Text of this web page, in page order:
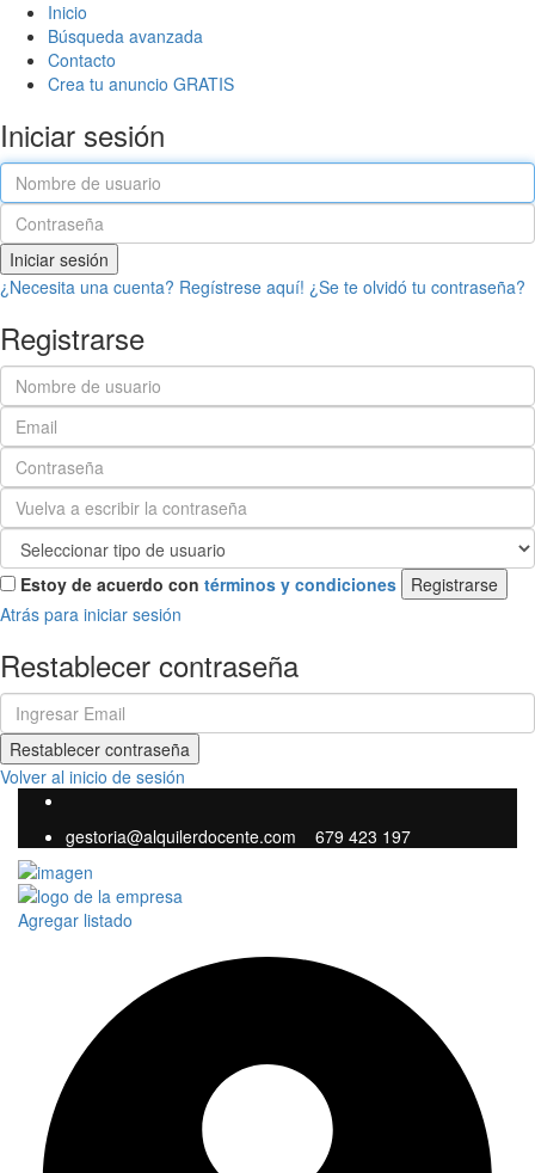
Inicio
Búsqueda avanzada
Contacto
Crea tu anuncio GRATIS
Iniciar sesión
Iniciar sesión
¿Necesita una cuenta? Regístrese aquí! ¿Se te olvidó tu contraseña?
Registrarse
Estoy de acuerdo con términos y condiciones
Registrarse
Atrás para iniciar sesión
Restablecer contraseña
Restablecer contraseña
Volver al inicio de sesión
gestoria@alquilerdocente.com 679 423 197
Agregar listado